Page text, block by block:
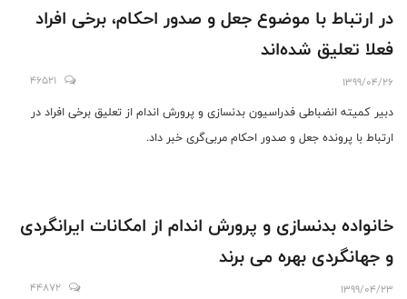
در ارتباط با موضوع جعل و صدور احکام، برخی افراد
فعلا تعلیق شده‌اند
1399/04/26
46521
دبیر کمیته انضباطی فدراسیون بدنسازی و پرورش اندام از تعلیق برخی افراد در
ارتباط با پرونده جعل و صدور احکام مربی‌گری خبر داد.
خانواده بدنسازی و پرورش اندام از امکانات ایرانگردی
و جهانگردی بهره می برند
1399/04/23
44872